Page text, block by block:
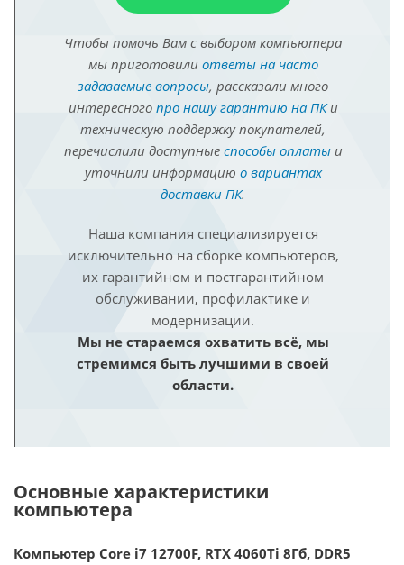
Чтобы помочь Вам с выбором компьютера
мы приготовили ответы на часто
задаваемые вопросы, рассказали много
интересного про нашу гарантию на ПКи
техническую поддержку покупателей,
перечислили доступные способы оплатыи
уточнили информацию о вариантах
доставки ПК.
Наша компания специализируется
исключительно на сборке компьютеров,
их гарантийном и постгарантийном
обслуживании, профилактике и
модернизации.
Мы не стараемся охватить всё, мы
стремимся быть лучшими в своей
области.
Основные характеристики
компьютера
Компьютер Core i7 12700F, RTX 4060Ti 8Гб, DDR5